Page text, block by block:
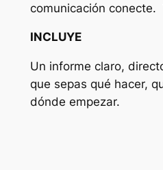
comunicación conecte.
INCLUYE
Un informe claro,
que sepas qué hacer,
dónde empezar.